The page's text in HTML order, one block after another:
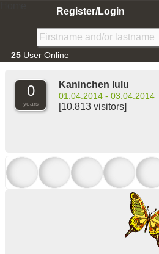
Register/Login
25 User Online
0
years
Kaninchen lulu
01.04.2014 - 03.04.2014
[10.813 visitors]